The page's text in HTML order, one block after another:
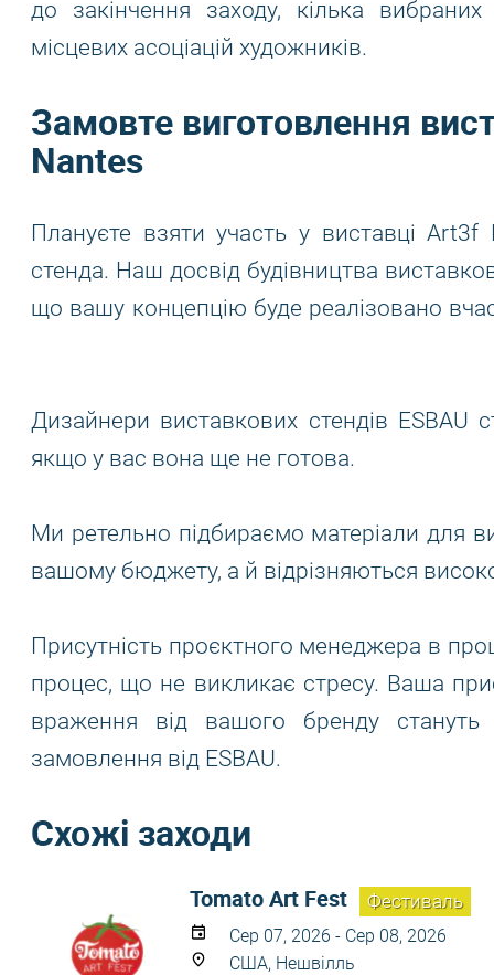
до закінчення заходу, кілька
місцевих асоціацій художників.
Замовте виготовлення
Nantes
Плануєте взяти участь у виставці
стенда. Наш досвід будівництва
що вашу концепцію буде реалізовано
Дизайнери виставкових стендів ESBAU
якщо у вас вона ще не готова.
Ми ретельно підбираємо матеріали для
вашому бюджету, а й відрізняються
Присутність проєктного менеджера в
процес, що не викликає стресу. Ваша
враження від вашого бренду
замовлення від ESBAU.
Схожі заходи
Фестиваль
Tomato Art Fest
Сер 07, 2026 - Сер 08, 2026
США, Нешвілль